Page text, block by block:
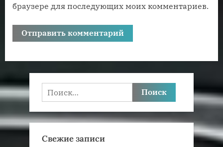
браузере для последующих моих комментариев.
Найти:
Свежие записи